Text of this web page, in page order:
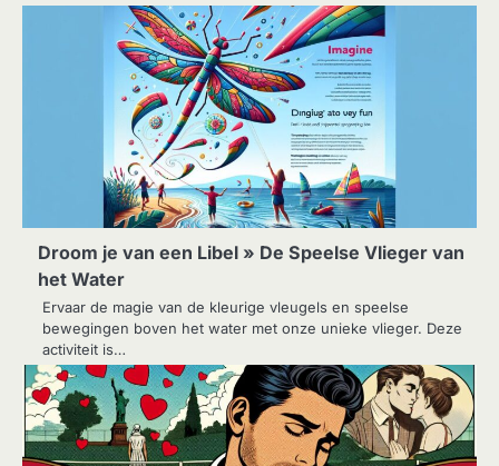
Droom je van een Libel » De Speelse Vlieger van
het Water
Ervaar de magie van de kleurige vleugels en speelse
bewegingen boven het water met onze unieke vlieger. Deze
activiteit is…